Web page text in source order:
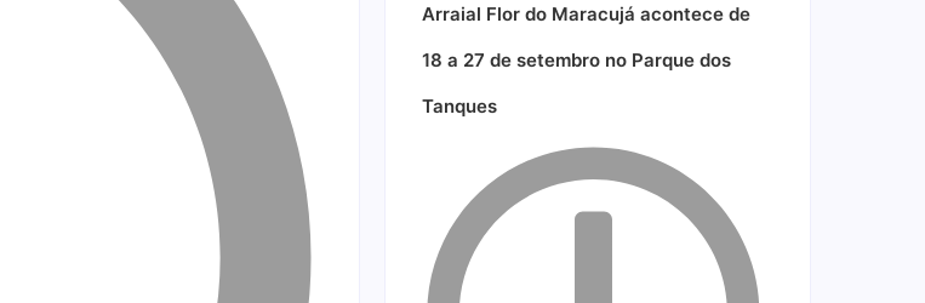
Arraial Flor do Maracujá acontece de
18 a 27 de setembro no Parque dos
Tanques